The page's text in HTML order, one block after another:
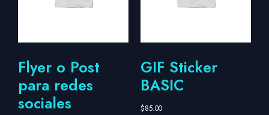
Flyer o Post
para redes
sociales
GIF Sticker
BASIC
$85.00